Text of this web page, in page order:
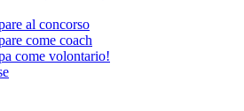
al concorso
come coach
come volontario!